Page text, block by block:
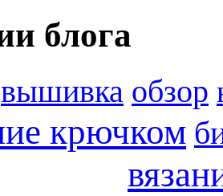
блога
вышивка обзор
крючком